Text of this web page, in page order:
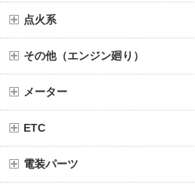
点火系
その他（エンジン廻り）
メーター
ETC
電装パーツ